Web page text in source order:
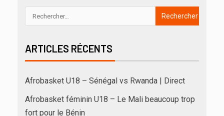
ARTICLES RÉCENTS
Afrobasket U18 – Sénégal vs Rwanda | Direct
Afrobasket féminin U18 – Le Mali beaucoup trop
fort pour le Bénin